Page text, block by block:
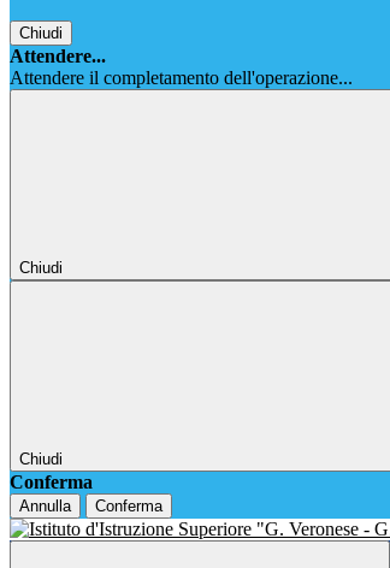
Chiudi
Attendere...
Attendere il completamento dell'operazione...
Chiudi
Chiudi
Conferma
Annulla Conferma